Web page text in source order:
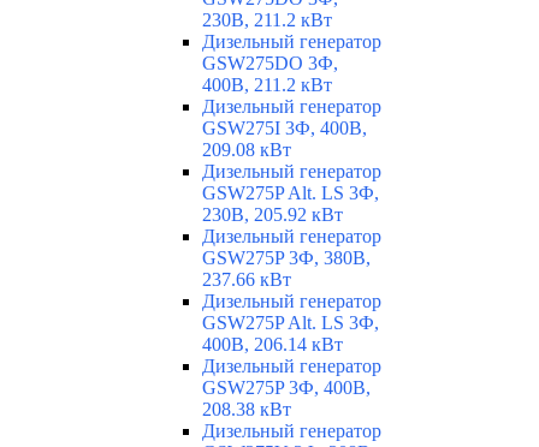
230В, 211.2 кВт
Дизельный генератор
GSW275DO 3Ф,
400В, 211.2 кВт
Дизельный генератор
GSW275I 3Ф, 400В,
209.08 кВт
Дизельный генератор
GSW275P Alt. LS 3Ф,
230В, 205.92 кВт
Дизельный генератор
GSW275P 3Ф, 380В,
237.66 кВт
Дизельный генератор
GSW275P Alt. LS 3Ф,
400В, 206.14 кВт
Дизельный генератор
GSW275P 3Ф, 400В,
208.38 кВт
Дизельный генератор